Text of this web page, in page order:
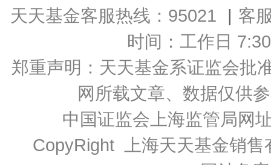
天天基金客服热线：95021 | 客
时间：工作日
郑重声明： 天天基金系证监会批
网所载文章、数据仅供
中国证监会上海监管局网
CopyRight 上海天天基金销